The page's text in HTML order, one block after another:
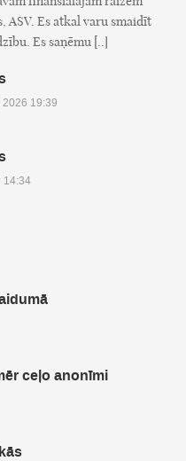
ASV. Es atkal varu smaidīt
Es saņēmu [..]
2026 19:39
14:34
ceļo anonīmi